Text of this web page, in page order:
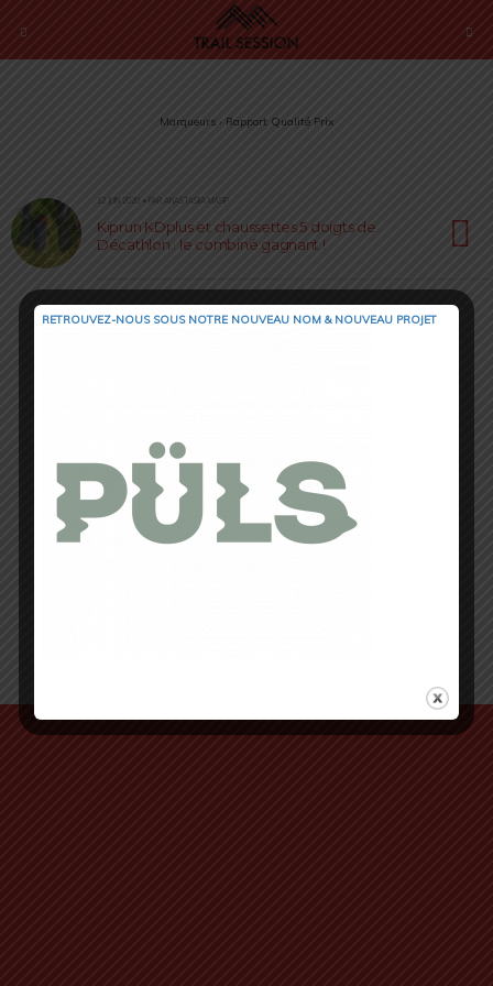
Marqueurs › Rapport Qualité Prix
12 JUIN 2020 • PAR ANASTASIIA MASIP
Kiprun KDplus et chaussettes 5 doigts de
Décathlon : le combiné gagnant !
RETROUVEZ-NOUS SOUS NOTRE NOUVEAU NOM & NOUVEAU PROJET